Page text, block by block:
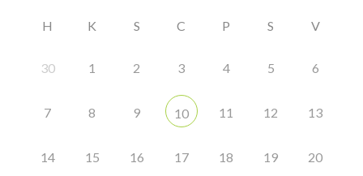
H K S C P S V
30 1 2 3 4 5 6
7 8 9 10 11 12 13
14 15 16 17 18 19 20